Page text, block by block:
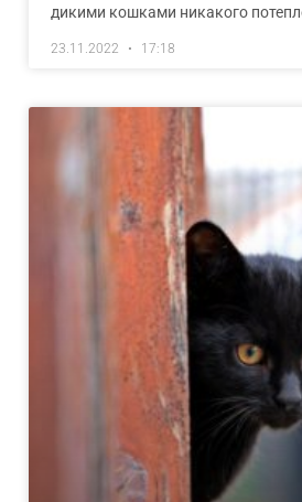
дикими кошками никакого
23.11.2022 17:18